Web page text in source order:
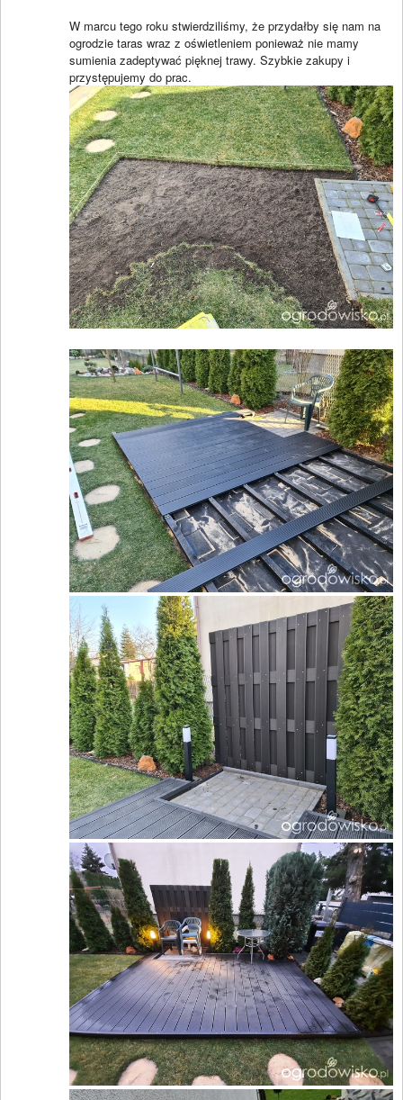
W marcu tego roku stwierdziliśmy, że przydałby się nam na
ogrodzie taras wraz z oświetleniem ponieważ nie mamy
sumienia zadeptywać pięknej trawy. Szybkie zakupy i
przystępujemy do prac.